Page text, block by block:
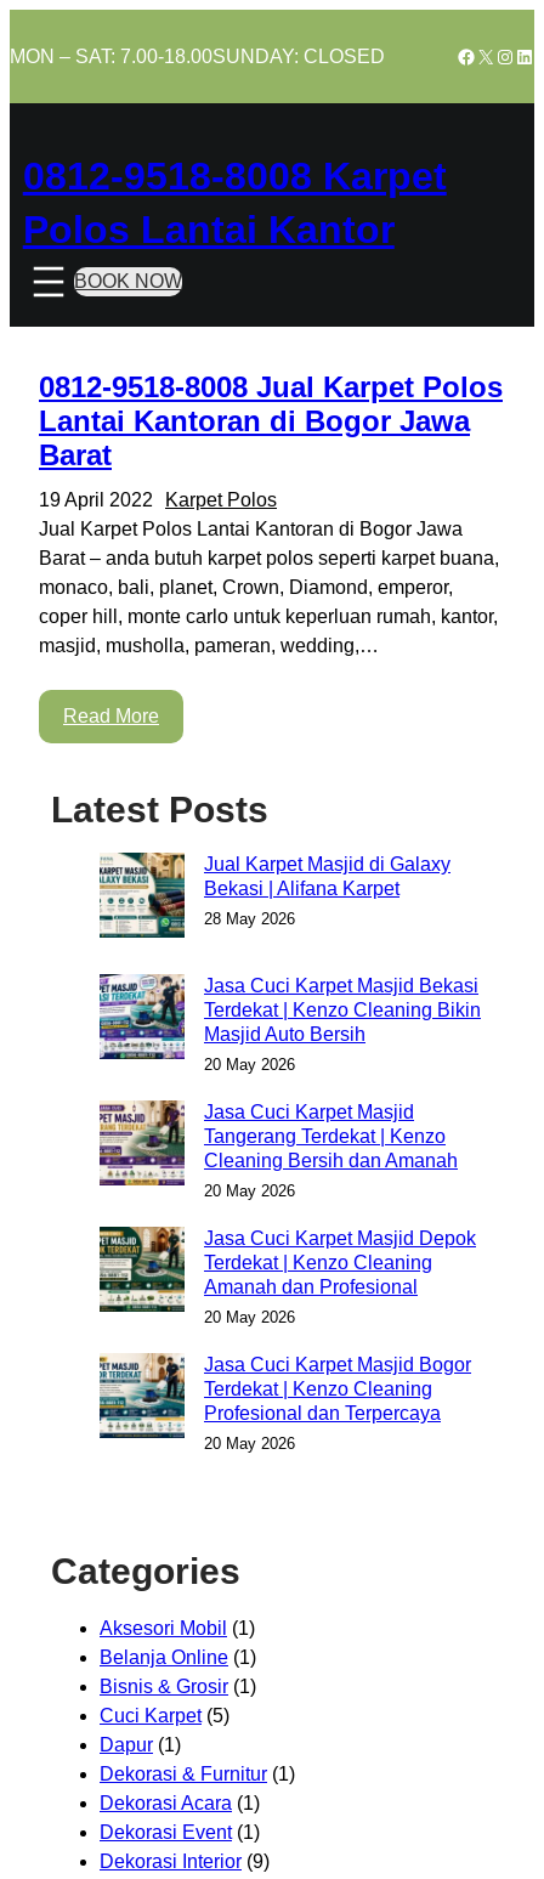
to
MON – SAT: 7.00-18.00SUNDAY: CLOSED Facebook
X
0812-9518-8008 Karpet
Polos Lantai Kantor
BOOK NOW
0812-9518-8008 Jual Karpet Polos
Lantai Kantoran di Bogor Jawa
Barat
19 April 2022
Karpet Polos
Jual Karpet Polos Lantai Kantoran di Bogor Jawa
Barat – anda butuh karpet polos seperti karpet buana,
monaco, bali, planet, Crown, Diamond, emperor,
coper hill, monte carlo untuk keperluan rumah, kantor,
masjid, musholla, pameran, wedding,…
Read More
Latest Posts
Jual Karpet Masjid di Galaxy
Bekasi | Alifana Karpet
28 May 2026
Jasa Cuci Karpet Masjid Bekasi
Terdekat | Kenzo Cleaning Bikin
Masjid Auto Bersih
20 May 2026
Jasa Cuci Karpet Masjid
Tangerang Terdekat | Kenzo
Cleaning Bersih dan Amanah
20 May 2026
Jasa Cuci Karpet Masjid Depok
Terdekat | Kenzo Cleaning
Amanah dan Profesional
20 May 2026
Jasa Cuci Karpet Masjid Bogor
Terdekat | Kenzo Cleaning
Profesional dan Terpercaya
20 May 2026
Categories
Aksesori Mobil (1)
Belanja Online (1)
Bisnis & Grosir (1)
Cuci Karpet(5)
Dapur (1)
Dekorasi & Furnitur (1)
Dekorasi Acara (1)
Dekorasi Event(1)
Dekorasi Interior (9)